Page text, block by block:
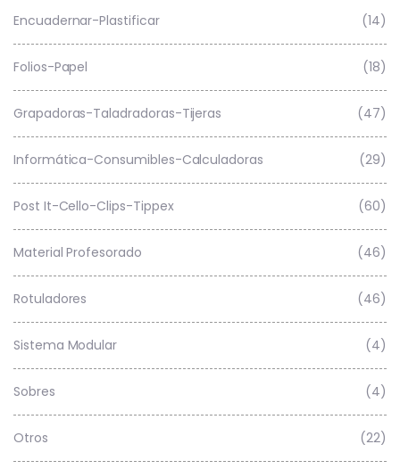
Encuadernar-Plastificar (14)
Folios-Papel (18)
Grapadoras-Taladradoras-Tijeras (47)
Informática-Consumibles-Calculadoras (29)
Post It-Cello-Clips-Tippex (60)
Material Profesorado (46)
Rotuladores (46)
Sistema Modular (4)
Sobres (4)
Otros (22)